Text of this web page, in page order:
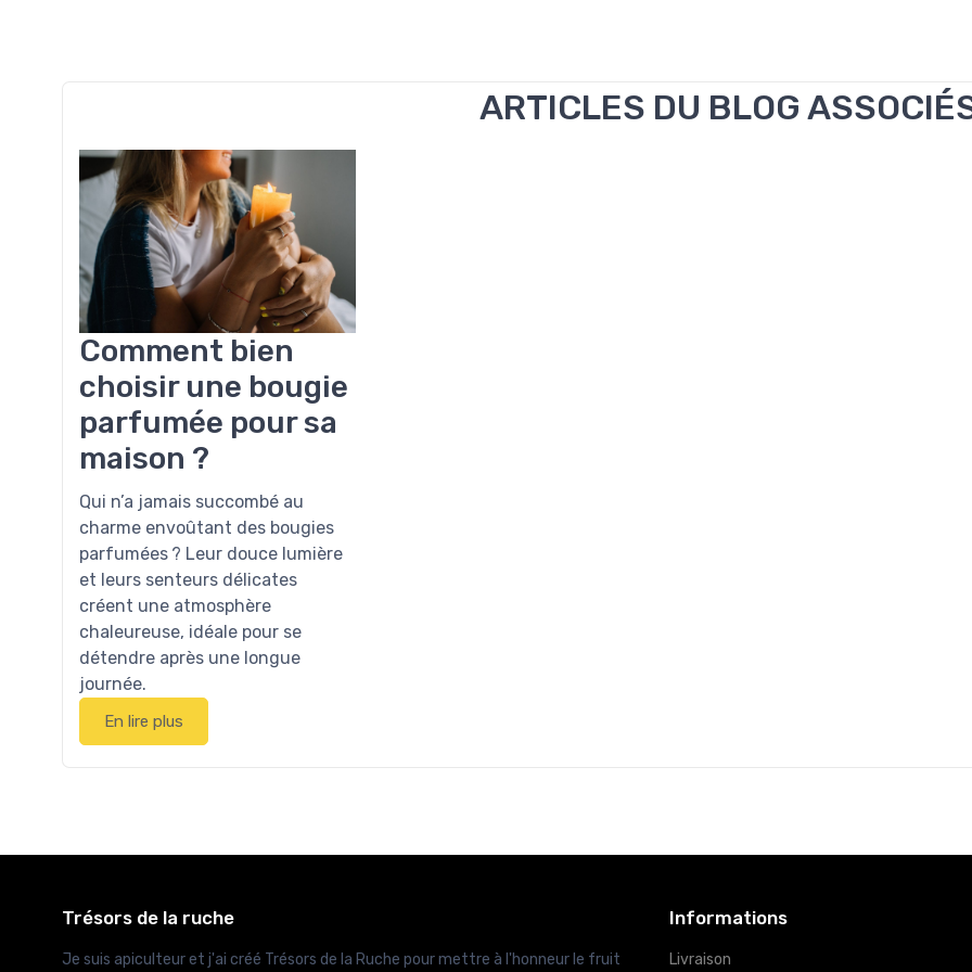
ARTICLES DU BLOG
Comment bien
choisir une bougie
parfumée pour sa
maison ?
Qui n’a jamais succombé au
charme envoûtant des bougies
parfumées ? Leur douce lumière
et leurs senteurs délicates
créent une atmosphère
chaleureuse, idéale pour se
détendre après une longue
journée.
En lire plus
Trésors de la ruche
Je suis apiculteur et j'ai créé Trésors de la Ruche pour mettre à l'honneur le fruit
Informations
Livraison